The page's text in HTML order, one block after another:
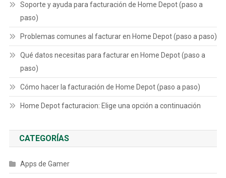
Soporte y ayuda para facturación de Home Depot (paso a
paso)
Problemas comunes al facturar en Home Depot (paso a paso)
Qué datos necesitas para facturar en Home Depot (paso a
paso)
Cómo hacer la facturación de Home Depot (paso a paso)
Home Depot facturacion: Elige una opción a continuación
CATEGORÍAS
Apps de Gamer